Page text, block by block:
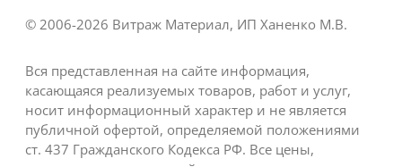
© 2006-2026 Витраж Материал, ИП Ханенко М.В.
Вся представленная на сайте информация,
касающаяся реализуемых товаров, работ и услуг,
носит информационный характер и не является
публичной офертой, определяемой положениями
ст. 437 Гражданского Кодекса РФ. Все цены,